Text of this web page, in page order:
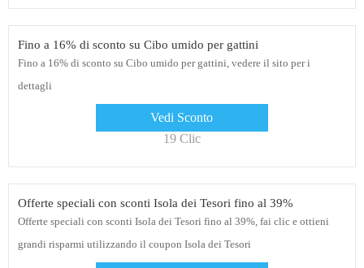
Fino a 16% di sconto su Cibo umido per gattini
Fino a 16% di sconto su Cibo umido per gattini, vedere il sito per i
dettagli
Vedi Sconto
19 Clic
Offerte speciali con sconti Isola dei Tesori fino al 39%
Offerte speciali con sconti Isola dei Tesori fino al 39%, fai clic e ottieni
grandi risparmi utilizzando il coupon Isola dei Tesori